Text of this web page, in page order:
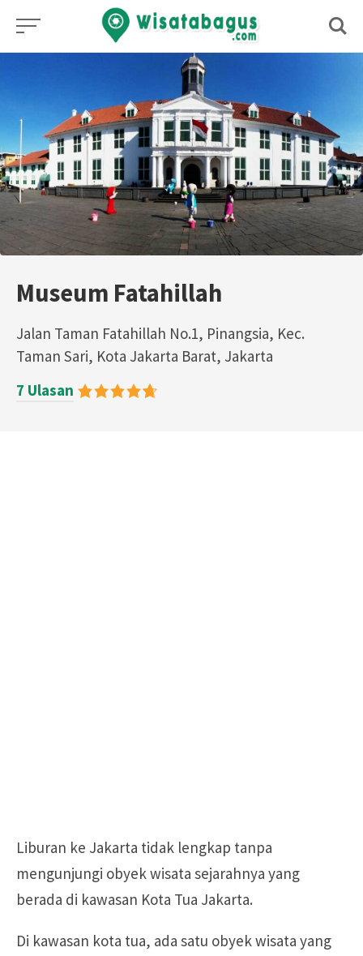
Skip
Museum Fatahillah
Jalan Taman Fatahillah No.1, Pinangsia, Kec.
Taman Sari, Kota Jakarta Barat, Jakarta
7 Ulasan
Liburan ke Jakarta tidak lengkap tanpa
mengunjungi obyek wisata sejarahnya yang
berada di kawasan Kota Tua Jakarta.
Di kawasan kota tua, ada satu obyek wisata yang